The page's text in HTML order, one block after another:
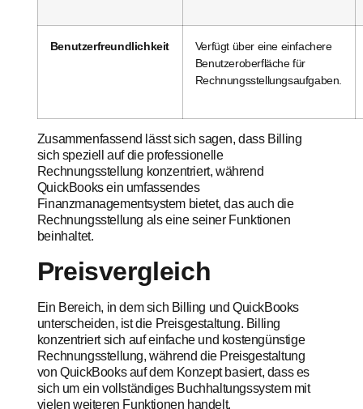
Benutzerfreundlichkeit
Verfügt über eine einfachere
Benutzeroberfläche für
Rechnungsstellungsaufgaben.
Zusammenfassend lässt sich sagen, dass Billing
sich speziell auf die professionelle
Rechnungsstellung konzentriert, während
QuickBooks ein umfassendes
Finanzmanagementsystem bietet, das auch die
Rechnungsstellung als eine seiner Funktionen
beinhaltet.
Preisvergleich
Ein Bereich, in dem sich Billing und QuickBooks
unterscheiden, ist die Preisgestaltung. Billing
konzentriert sich auf einfache und kostengünstige
Rechnungsstellung, während die Preisgestaltung
von QuickBooks auf dem Konzept basiert, dass es
sich um ein vollständiges Buchhaltungssystem mit
vielen weiteren Funktionen handelt.